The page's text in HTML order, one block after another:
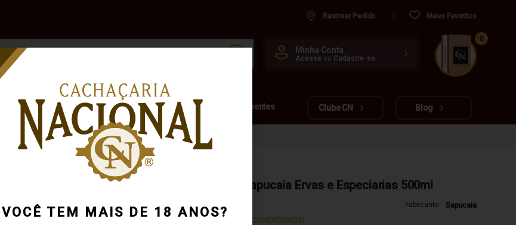
VOCÊ TEM MAIS DE 18 ANOS?
Rastrear Pedido Meus Favoritos
Minha Conta
Acesse ou Cadastre-se
www.cachacarianacional.com.br
CUIDADO FRÁGIL
0
Acessórios
Outras
Bebidas
Marcas Presentes Clube CN Blog
Licor Fino Sapucaia Ervas e Especiarias 500ml
Cód.: 40591_0_0_U Fabricante:
Sapucaia
CLIQUE E VEJA OS COMENTÁRIOS!